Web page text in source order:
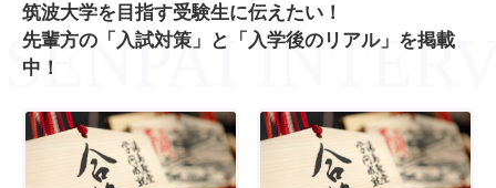
筑波大学を目指す受験生に伝えたい！
先輩方の「入試対策」と「入学後のリアル」を掲載
中！